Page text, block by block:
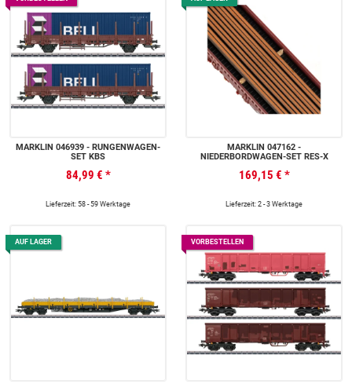
MÄRKLIN 046939 - RUNGENWAGEN-
SET KBS
84,99 € *
Lieferzeit: 58 - 59 Werktage
MÄRKLIN 047162 -
NIEDERBORDWAGEN-SET RES-X
169,15 € *
Lieferzeit: 2 - 3 Werktage
AUF LAGER VORBESTELLEN